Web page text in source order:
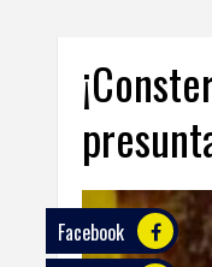
ECONOMÍA
SALUD
Facebook